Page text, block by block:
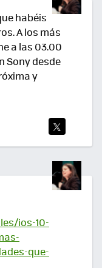
habéis
A los más
a las 03.00
Sony desde
y
TEA
R
ios-10-
que-